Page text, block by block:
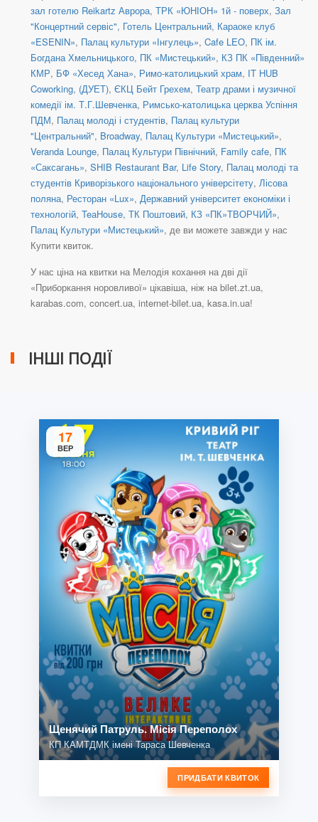
зал готелю Reikartz Аврора, ТРК «ЮНІОН» 1й - поверх, Зал
"Концертний сервіс", Готель Центральний, Караоке клуб
«ESENIN», Палац культури «Інгулець», Cafe LEO, ПК ім.
Богдана Хмельницького, ПК «Мистецький», КЗ ПК «Південний»
КМР, БФ «Хесед Хана», Римо-католицький храм, IT HUB
Coworking, (ДУЕТ), ЄКЦ Бейт Грехем, Театр драми і музичної
комедії ім. Т.Г.Шевченка, Римсько-католицька церква Успіння
ПДМ, Палац молоді і студентів, Палац культури
"Центральний", Broadway, Палац Культури «Мистецький»,
Veranda Lounge, Палац Культури Північний, Family cafe, ПК
«Саксагань», SHIB Restaurant Bar, Life Story, Палац молоді та
студентів Криворізького національного універсітету, Лісова
поляна, Ресторан «Lux», Державний університет економіки і
технологій, TeаHouse, ТК Поштовий, КЗ «ПК»ТВОРЧИЙ»,
Палац Культури «Мистецький», де ви можете завжди у нас
Купити квиток.
У нас ціна на квитки на Мелодія кохання на дві дії
«Приборкання норовливої» цікавіша, ніж на bilet.zt.ua,
karabas.com, concert.ua, internet-bilet.ua, kasa.in.ua!
ІНШІ ПОДІЇ
17
ВЕР
Щенячий Патруль. Місія Переполох
КП КАМТДМК імені Тараса Шевченка
ПРИДБАТИ КВИТОК